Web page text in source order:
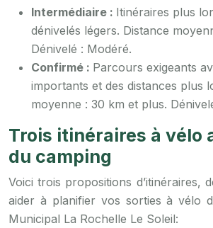
Intermédiaire : Itinéraires plus
dénivelés légers. Distance
Dénivelé : Modéré.
Confirmé : Parcours exigeants
importants et des distances plus
moyenne : 30 km et plus.
Trois itinéraires à vélo
du camping
Voici trois propositions d’itinéraires,
aider à planifier vos sorties à vélo
Municipal La Rochelle Le Soleil: